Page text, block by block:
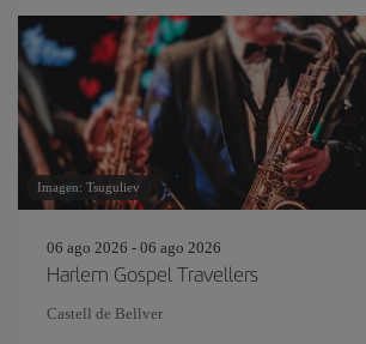
Imagen: Tsuguliev
06 ago 2026 - 06 ago 2026
Harlem Gospel Travellers
Castell de Bellver